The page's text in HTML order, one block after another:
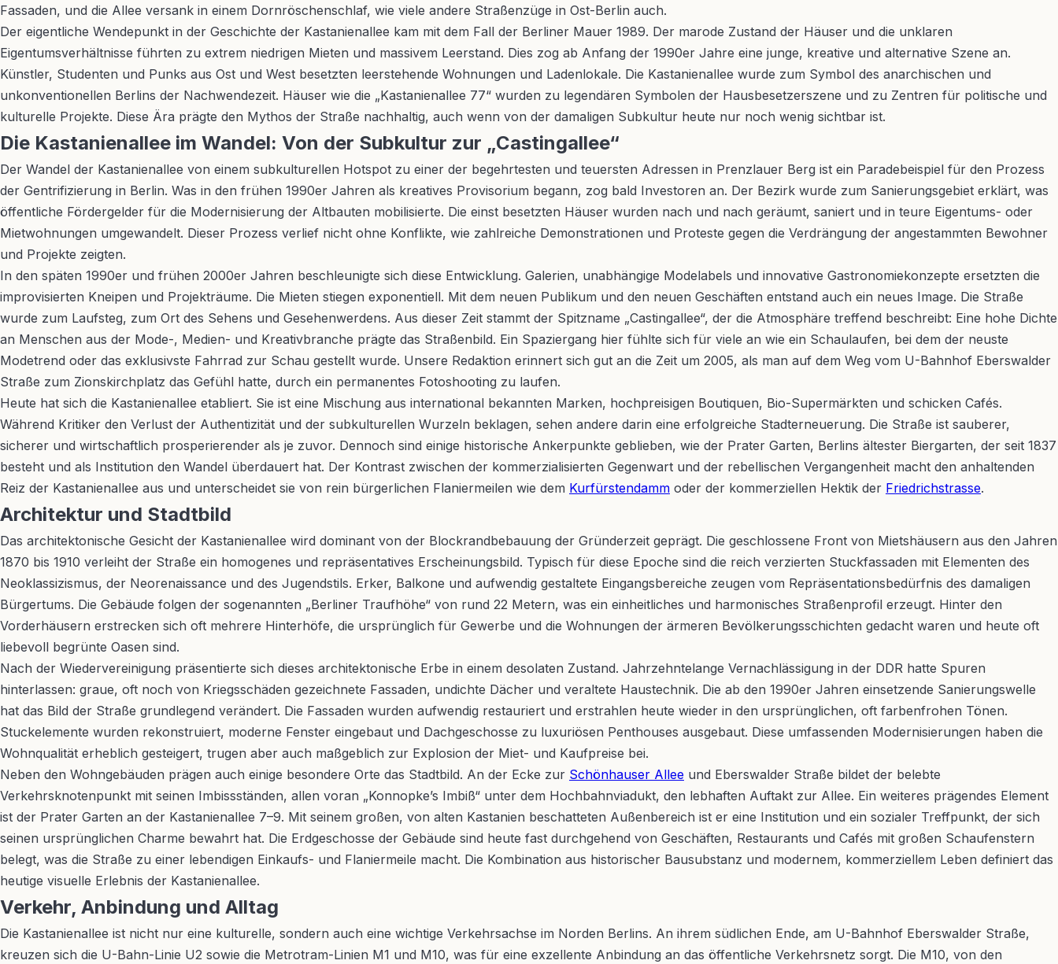
Fassaden, und die Allee versank in einem Dornröschenschlaf, wie viele andere Straßenzüge in Ost-Berlin auch.
Der eigentliche Wendepunkt in der Geschichte der Kastanienallee kam mit dem Fall der Berliner Mauer 1989. Der marode Zustand der Häuser und die unklaren
Eigentumsverhältnisse führten zu extrem niedrigen Mieten und massivem Leerstand. Dies zog ab Anfang der 1990er Jahre eine junge, kreative und alternative Szene an.
Künstler, Studenten und Punks aus Ost und West besetzten leerstehende Wohnungen und Ladenlokale. Die Kastanienallee wurde zum Symbol des anarchischen und
unkonventionellen Berlins der Nachwendezeit. Häuser wie die „Kastanienallee 77“ wurden zu legendären Symbolen der Hausbesetzerszene und zu Zentren für politische und
kulturelle Projekte. Diese Ära prägte den Mythos der Straße nachhaltig, auch wenn von der damaligen Subkultur heute nur noch wenig sichtbar ist.
Die Kastanienallee im Wandel: Von der Subkultur zur „Castingallee“
Der Wandel der Kastanienallee von einem subkulturellen Hotspot zu einer der begehrtesten und teuersten Adressen in Prenzlauer Berg ist ein Paradebeispiel für den Prozess
der Gentrifizierung in Berlin. Was in den frühen 1990er Jahren als kreatives Provisorium begann, zog bald Investoren an. Der Bezirk wurde zum Sanierungsgebiet erklärt, was
öffentliche Fördergelder für die Modernisierung der Altbauten mobilisierte. Die einst besetzten Häuser wurden nach und nach geräumt, saniert und in teure Eigentums- oder
Mietwohnungen umgewandelt. Dieser Prozess verlief nicht ohne Konflikte, wie zahlreiche Demonstrationen und Proteste gegen die Verdrängung der angestammten Bewohner
und Projekte zeigten.
In den späten 1990er und frühen 2000er Jahren beschleunigte sich diese Entwicklung. Galerien, unabhängige Modelabels und innovative Gastronomiekonzepte ersetzten die
improvisierten Kneipen und Projekträume. Die Mieten stiegen exponentiell. Mit dem neuen Publikum und den neuen Geschäften entstand auch ein neues Image. Die Straße
wurde zum Laufsteg, zum Ort des Sehens und Gesehenwerdens. Aus dieser Zeit stammt der Spitzname „Castingallee“, der die Atmosphäre treffend beschreibt: Eine hohe Dichte
an Menschen aus der Mode-, Medien- und Kreativbranche prägte das Straßenbild. Ein Spaziergang hier fühlte sich für viele an wie ein Schaulaufen, bei dem der neuste
Modetrend oder das exklusivste Fahrrad zur Schau gestellt wurde. Unsere Redaktion erinnert sich gut an die Zeit um 2005, als man auf dem Weg vom U-Bahnhof Eberswalder
Straße zum Zionskirchplatz das Gefühl hatte, durch ein permanentes Fotoshooting zu laufen.
Heute hat sich die Kastanienallee etabliert. Sie ist eine Mischung aus international bekannten Marken, hochpreisigen Boutiquen, Bio-Supermärkten und schicken Cafés.
Während Kritiker den Verlust der Authentizität und der subkulturellen Wurzeln beklagen, sehen andere darin eine erfolgreiche Stadterneuerung. Die Straße ist sauberer,
sicherer und wirtschaftlich prosperierender als je zuvor. Dennoch sind einige historische Ankerpunkte geblieben, wie der Prater Garten, Berlins ältester Biergarten, der seit 1837
besteht und als Institution den Wandel überdauert hat. Der Kontrast zwischen der kommerzialisierten Gegenwart und der rebellischen Vergangenheit macht den anhaltenden
Reiz der Kastanienallee aus und unterscheidet sie von rein bürgerlichen Flaniermeilen wie dem Kurfürstendamm oder der kommerziellen Hektik der Friedrichstrasse.
Architektur und Stadtbild
Das architektonische Gesicht der Kastanienallee wird dominant von der Blockrandbebauung der Gründerzeit geprägt. Die geschlossene Front von Mietshäusern aus den Jahren
1870 bis 1910 verleiht der Straße ein homogenes und repräsentatives Erscheinungsbild. Typisch für diese Epoche sind die reich verzierten Stuckfassaden mit Elementen des
Neoklassizismus, der Neorenaissance und des Jugendstils. Erker, Balkone und aufwendig gestaltete Eingangsbereiche zeugen vom Repräsentationsbedürfnis des damaligen
Bürgertums. Die Gebäude folgen der sogenannten „Berliner Traufhöhe“ von rund 22 Metern, was ein einheitliches und harmonisches Straßenprofil erzeugt. Hinter den
Vorderhäusern erstrecken sich oft mehrere Hinterhöfe, die ursprünglich für Gewerbe und die Wohnungen der ärmeren Bevölkerungsschichten gedacht waren und heute oft
liebevoll begrünte Oasen sind.
Nach der Wiedervereinigung präsentierte sich dieses architektonische Erbe in einem desolaten Zustand. Jahrzehntelange Vernachlässigung in der DDR hatte Spuren
hinterlassen: graue, oft noch von Kriegsschäden gezeichnete Fassaden, undichte Dächer und veraltete Haustechnik. Die ab den 1990er Jahren einsetzende Sanierungswelle
hat das Bild der Straße grundlegend verändert. Die Fassaden wurden aufwendig restauriert und erstrahlen heute wieder in den ursprünglichen, oft farbenfrohen Tönen.
Stuckelemente wurden rekonstruiert, moderne Fenster eingebaut und Dachgeschosse zu luxuriösen Penthouses ausgebaut. Diese umfassenden Modernisierungen haben die
Wohnqualität erheblich gesteigert, trugen aber auch maßgeblich zur Explosion der Miet- und Kaufpreise bei.
Neben den Wohngebäuden prägen auch einige besondere Orte das Stadtbild. An der Ecke zur Schönhauser Allee und Eberswalder Straße bildet der belebte
Verkehrsknotenpunkt mit seinen Imbissständen, allen voran „Konnopke’s Imbiß“ unter dem Hochbahnviadukt, den lebhaften Auftakt zur Allee. Ein weiteres prägendes Element
ist der Prater Garten an der Kastanienallee 7–9. Mit seinem großen, von alten Kastanien beschatteten Außenbereich ist er eine Institution und ein sozialer Treffpunkt, der sich
seinen ursprünglichen Charme bewahrt hat. Die Erdgeschosse der Gebäude sind heute fast durchgehend von Geschäften, Restaurants und Cafés mit großen Schaufenstern
belegt, was die Straße zu einer lebendigen Einkaufs- und Flaniermeile macht. Die Kombination aus historischer Bausubstanz und modernem, kommerziellem Leben definiert das
heutige visuelle Erlebnis der Kastanienallee.
Verkehr, Anbindung und Alltag
Die Kastanienallee ist nicht nur eine kulturelle, sondern auch eine wichtige Verkehrsachse im Norden Berlins. An ihrem südlichen Ende, am U-Bahnhof Eberswalder Straße,
kreuzen sich die U-Bahn-Linie U2 sowie die Metrotram-Linien M1 und M10, was für eine exzellente Anbindung an das öffentliche Verkehrsnetz sorgt. Die M10, von den